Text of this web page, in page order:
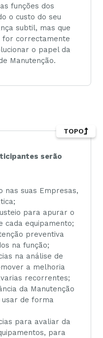
funções dos
o custo do seu
subtil, mas que
for correctamente
o papel da
Manutenção.
serão
nas suas Empresas,
para apurar o
cada equipamento;
preventiva
na função;
na análise de
a melhoria
recorrentes;
da Manutenção
usar de forma
para avaliar da
para
TOPO